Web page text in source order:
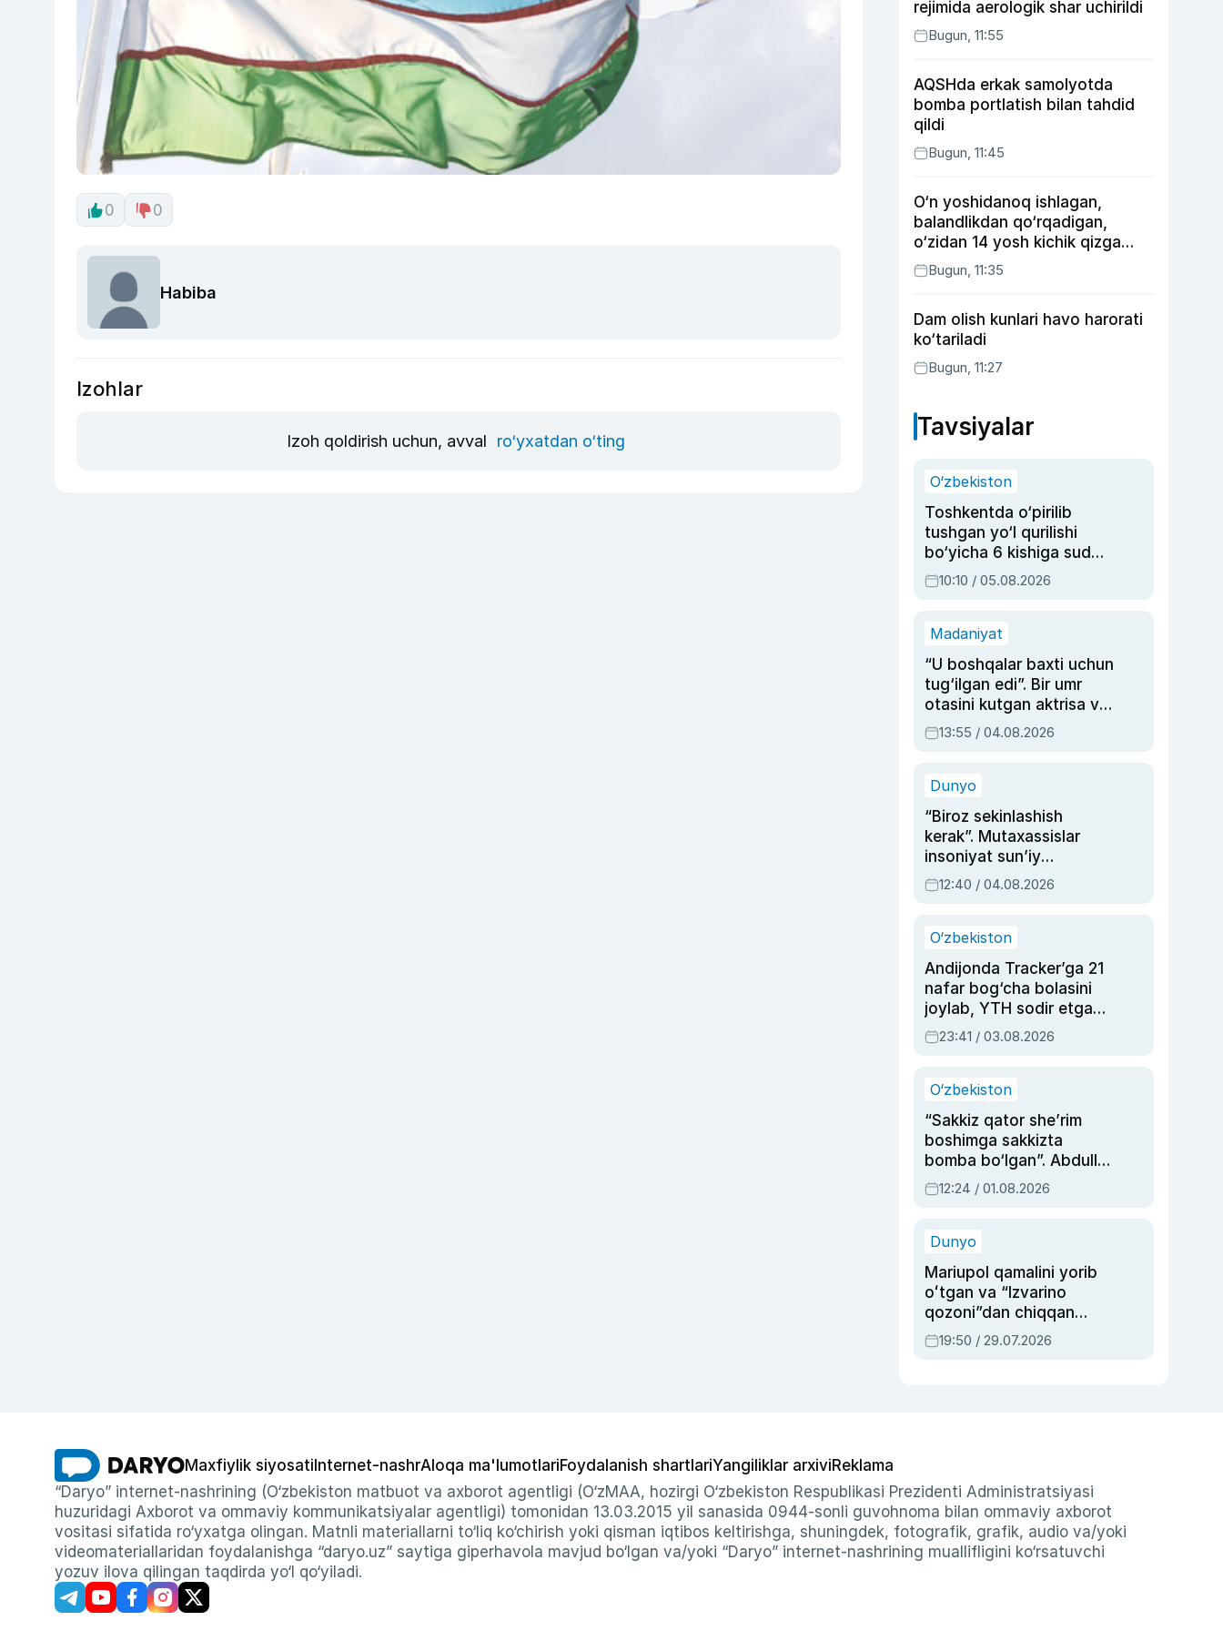
0 0
Habiba
Izohlar
Izoh qoldirish uchun, avval ro‘yxatdan o‘ting
rejimida aerologik shar uchirildi
Bugun, 11:55
AQSHda erkak samolyotda
bomba portlatish bilan tahdid
qildi
Bugun, 11:45
O‘n yoshidanoq ishlagan,
balandlikdan qo‘rqadigan,
o‘zidan 14 yosh kichik qizga
uylangan Yorqinxo‘ja Umarov
34 yoshda
Bugun, 11:35
Dam olish kunlari havo harorati
ko‘tariladi
Bugun, 11:27
Tavsiyalar
O‘zbekiston
Toshkentda o‘pirilib
tushgan yo‘l qurilishi
bo‘yicha 6 kishiga sud
hukmi o‘qildi
10:10 / 05.08.2026
Madaniyat
“U boshqalar baxti uchun
tug‘ilgan edi”. Bir umr
otasini kutgan aktrisa va
dublyaj ustasi Rimma
Ahmedovaning
13:55 / 04.08.2026
Dunyo
“Biroz sekinlashish
kerak”. Mutaxassislar
insoniyat sun’iy
intellektni boshqara
olmay qolishidan xavotir
12:40 / 04.08.2026
O‘zbekiston
Andijonda Tracker’ga 21
nafar bog‘cha bolasini
joylab, YTH sodir etgan
ayolga sud hukmi o‘qildi
23:41 / 03.08.2026
O‘zbekiston
“Sakkiz qator she’rim
boshimga sakkizta
bomba bo‘lgan”. Abdulla
Oripovni siyosiy
ayblovlardan asrab
12:24 / 01.08.2026
Dunyo
Mariupol qamalini yorib
oʻtgan va “Izvarino
qozoni”dan chiqqan
qahramon — Ukraina
armiyasi bosh
19:50 / 29.07.2026
Maxfiylik siyosati Internet-nashrAloqa ma'lumotlariFoydalanish shartlariYangiliklar arxiviReklama
“Daryo” internet-nashrining (O‘zbekiston matbuot va axborot agentligi (O‘zMAA, hozirgi O‘zbekiston Respublikasi Prezidenti Administratsiyasi
huzuridagi Axborot va ommaviy kommunikatsiyalar agentligi) tomonidan 13.03.2015 yil sanasida 0944-sonli guvohnoma bilan ommaviy axborot
vositasi sifatida ro‘yxatga olingan. Matnli materiallarni to‘liq ko‘chirish yoki qisman iqtibos keltirishga, shuningdek, fotografik, grafik, audio va/yoki
videomateriallaridan foydalanishga “daryo.uz” saytiga giperhavola mavjud bo‘lgan va/yoki “Daryo” internet-nashrining muallifligini ko‘rsatuvchi
yozuv ilova qilingan taqdirda yo‘l qo‘yiladi.